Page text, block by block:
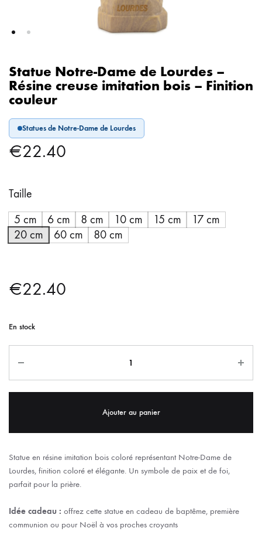
Statue Notre-Dame de Lourdes –
Résine creuse imitation bois – Finition
couleur
Statues de Notre-Dame de Lourdes
€22.40
Taille
5 cm
6 cm 8 cm 10 cm 15 cm
17 cm
20 cm
60 cm 80 cm
€22.40
En stock
Ajouter au panier
Statue en résine imitation bois coloré représentant Notre-Dame de
Lourdes, finition coloré et élégante. Un symbole de paix et de foi,
parfait pour la prière.
Idée cadeau : offrez cette statue en cadeau de baptême, première
communion ou pour Noël à vos proches croyants